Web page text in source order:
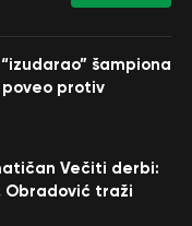
šampiona
poveo protiv
Večiti derbi:
Obradović traži